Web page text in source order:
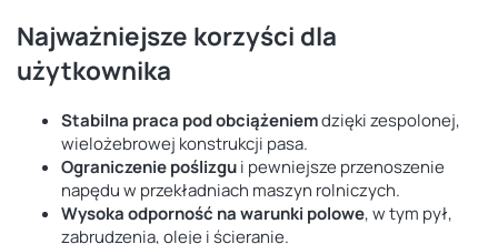
Najważniejsze korzyści dla
użytkownika
Stabilna praca pod obciążeniemdzięki zespolonej,
wielożebrowej konstrukcji pasa.
Ograniczenie poślizgui pewniejsze przenoszenie
napędu w przekładniach maszyn rolniczych.
Wysoka odporność na warunki polowe, w tym pył,
zabrudzenia, oleje i ścieranie.